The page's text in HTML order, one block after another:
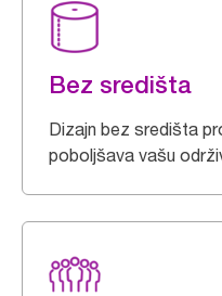
Bez središta
Dizajn bez središta
poboljšava vašu